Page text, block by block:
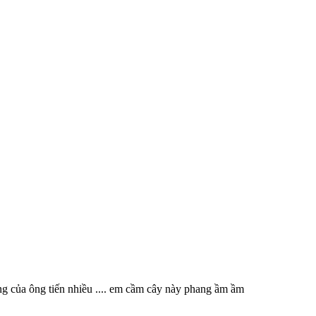
của ông tiến nhiều .... em cầm cây này phang ầm ầm